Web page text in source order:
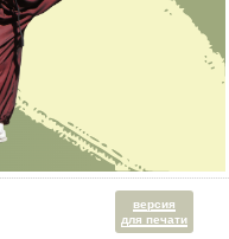
версия
для печати